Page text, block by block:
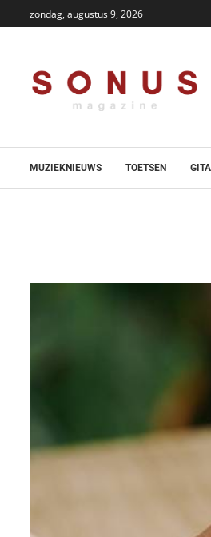
zondag, augustus 9, 2026
MUZIEKNIEUWS TOETSEN